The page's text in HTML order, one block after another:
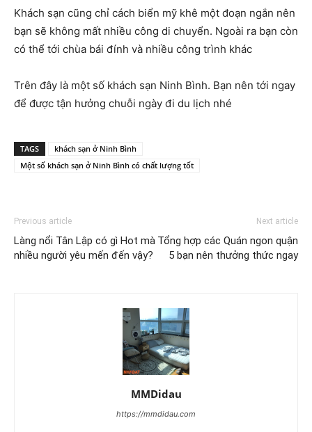
Khách sạn cũng chỉ cách biển mỹ khê một đoạn ngắn nên
bạn sẽ không mất nhiều công di chuyển. Ngoài ra bạn còn
có thể tới chùa bái đính và nhiều công trình khác
Trên đây là một số khách sạn Ninh Bình. Bạn nên tới ngay
để được tận hưởng chuỗi ngày đi du lịch nhé
TAGS
khách sạn ở Ninh Bình
Một số khách sạn ở Ninh Bình có chất lượng tốt
Previous article
Làng nổi Tân Lập có gì Hot mà
nhiều người yêu mến đến vậy?
Next article
Tổng hợp các Quán ngon quận
5 bạn nên thưởng thức ngay
MMDidau
https://mmdidau.com